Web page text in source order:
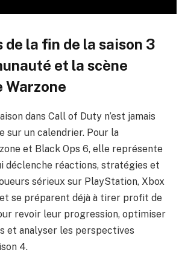
de la fin de la saison 3
et la scène
dans Call of Duty n’est jamais
sur un calendrier. Pour la
et Black Ops 6, elle représente
déclenche réactions, stratégies et
sérieux sur PlayStation, Xbox
se préparent déjà à tirer profit de
revoir leur progression, optimiser
et analyser les perspectives
4.